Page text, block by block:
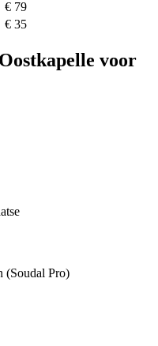
€ 79
€ 35
Oostkapelle voor
(Soudal Pro)